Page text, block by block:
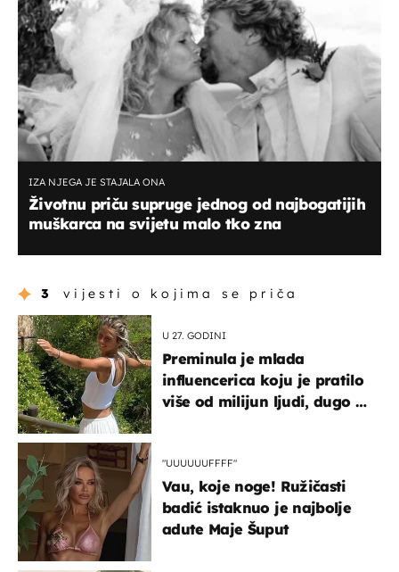
IZA NJEGA JE STAJALA ONA
Životnu priču supruge jednog od najbogatijih
muškarca na svijetu malo tko zna
3 vijesti o kojima se priča
U 27. GODINI
Preminula je mlada
influencerica koju je pratilo
više od milijun ljudi, dugo se
"UUUUUUFFFF"
Vau, koje noge! Ružičasti
badić istaknuo je najbolje
adute Maje Šuput